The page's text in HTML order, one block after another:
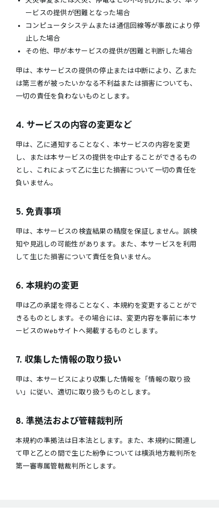
ービスの提供が困難となった場合
コンピュータシステムまたは通信回線等が事故により停
止した場合
その他、甲が本サービスの提供が困難と判断した場合
甲は、本サービスの提供の停止または中断により、乙また
は第三者が被ったいかなる不利益または損害についても、
一切の責任を負わないものとします。
4. サービスの内容の変更など
甲は、乙に通知することなく、本サービスの内容を変更
し、または本サービスの提供を中止することができるもの
とし、これによって乙に生じた損害について一切の責任を
負いません。
5. 免責事項
甲は、本サービスの検査結果の精度を保証しません。誤検
知や見逃しの可能性があります。また、本サービスを利用
して生じた損害について責任を負いません。
6. 本規約の変更
甲は乙の承諾を得ることなく、本規約を変更することがで
きるものとします。その場合には、変更内容を事前に本サ
ービスのWebサイトへ掲載するものとします。
7. 収集した情報の取り扱い
甲は、本サービスにより収集した情報を「情報の取り扱
い」に従い、適切に取り扱うものとします。
8. 準拠法および管轄裁判所
本規約の準拠法は日本法とします。また、本規約に関連し
て甲と乙との間で生じた紛争については横浜地方裁判所を
第一審専属管轄裁判所とします。